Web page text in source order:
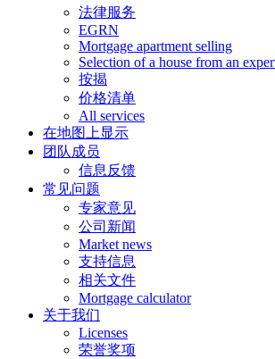
法律服务
EGRN
Mortgage apartment selling
Selection of a house from an
按揭
价格清单
All services
在地图上显示
团队成员
信息反馈
常见问题
专家意见
公司新闻
Market news
支持信息
相关文件
Mortgage calculator
关于我们
Licenses
荣誉奖项